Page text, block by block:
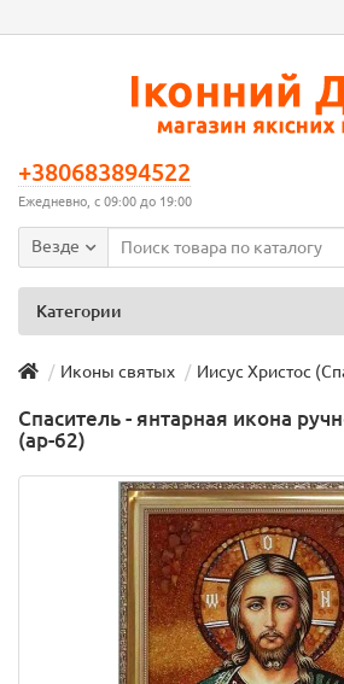
+380683894522
Ежедневно, с 09:00 до 19:00
Везде
Категории
Иконы святых Иисус Христос
Спаситель - янтарная икона
(ар-62)